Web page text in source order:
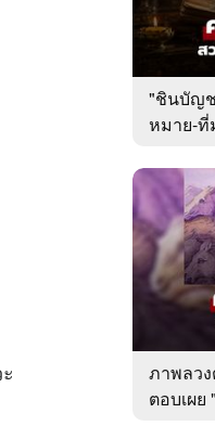
"ชินบัญช
หมาย-ที่
ภาพลว
ตอบเผ